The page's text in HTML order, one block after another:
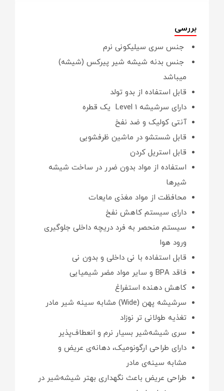
بررسی
جنس سری سیلیکونی نرم
جنس بدنه شیشه شیر پیرکس (شیشه)
میباشد
قابل استفاده از بدو تولد
دارای سرشیشه Level 1 یک قطره
آنتی کولیک و ضد نفخ
قابل شستشو در ماشین ظرفشویی
قابل استریل کردن
استفاده از مواد بدون ضرر در ساخت شیشه
شیرها
محافظت از مواد مغذی مایعات
دارای سیستم کاهش نفخ
سیستم منحصر به فرد دریچه داخلی جلوگیری
ورود هوا
قابل استفاده با نی داخلی و بدون نی
فاقد BPA و سایر مواد مضر شیمیایی
کاهش دهنده استفراغ
سرشیشه پهن (Wide) مشابه سینه شیر مادر
تغذیه طولانی تر نوزاد
سری شیشه‌شیر بسیار نرم و انعطاف‌پذیر
دارای طراحی ارگونومیک، دهانه‌ی عریض و
مشابه سینه‌ی مادر
طراحی عریض باعث نگهداری بهتر شیشه‌شیر در